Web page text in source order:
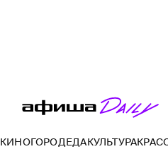
КИНОГОРОДЕДАКУЛЬТУРА